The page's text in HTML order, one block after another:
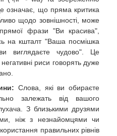
означає, що пряма критика
щодо зовнішності, може
фрази "Ви красива",
на кшталт "Ваша посмішка
виглядаєте чудово". Це
риси говорять дуже
Слова, які ви обираєте
залежать від вашого
З близькими друзями
ніж з незнайомцями чи
правильних рівнів